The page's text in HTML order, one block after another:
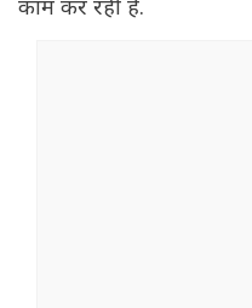
काम कर रही हैं.